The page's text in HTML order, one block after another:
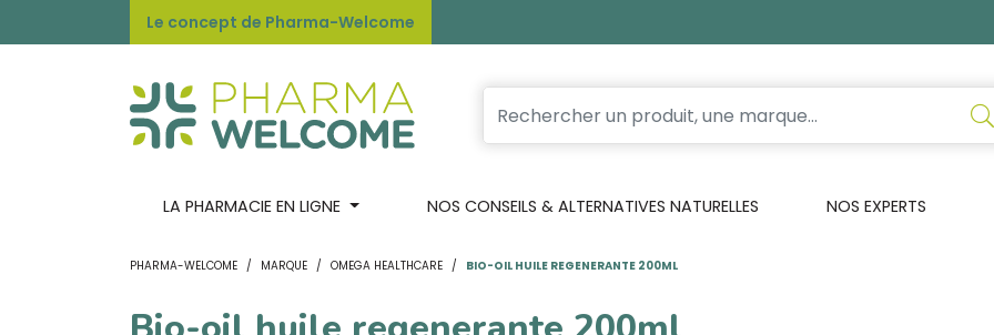
Le concept de Pharma-Welcome
LA PHARMACIE EN LIGNE NOS CONSEILS & ALTERNATIVES NATURELLES NOS EXPERTS
PHARMA-WELCOME MARQUE OMEGA HEALTHCARE BIO-OIL HUILE REGENERANTE 200ML